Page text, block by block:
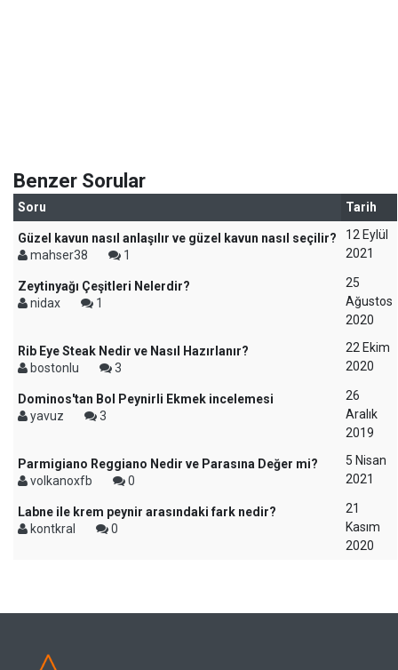
Benzer Sorular
Soru Tarih
Güzel kavun nasıl anlaşılır ve güzel kavun nasıl seçilir?
mahser38
1
12 Eylül
2021
Zeytinyağı Çeşitleri Nelerdir?
nidax
1
25
Ağustos
2020
Rib Eye Steak Nedir ve Nasıl Hazırlanır?
bostonlu
3
22 Ekim
2020
Dominos'tan Bol Peynirli Ekmek incelemesi
yavuz
3
26
Aralık
2019
Parmigiano Reggiano Nedir ve Parasına Değer mi?
volkanoxfb
0
5 Nisan
2021
Labne ile krem peynir arasındaki fark nedir?
kontkral
0
21
Kasım
2020